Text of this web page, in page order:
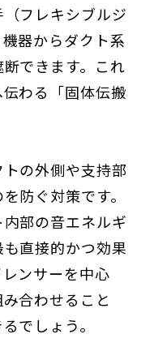
フレキシブルジ
器からダクト系
できます。これ
わる「固体伝搬
の外側や支持部
防ぐ対策です。
部の音エネルギ
直接的かつ効果
ンサーを中心
合わせること
でしょう。